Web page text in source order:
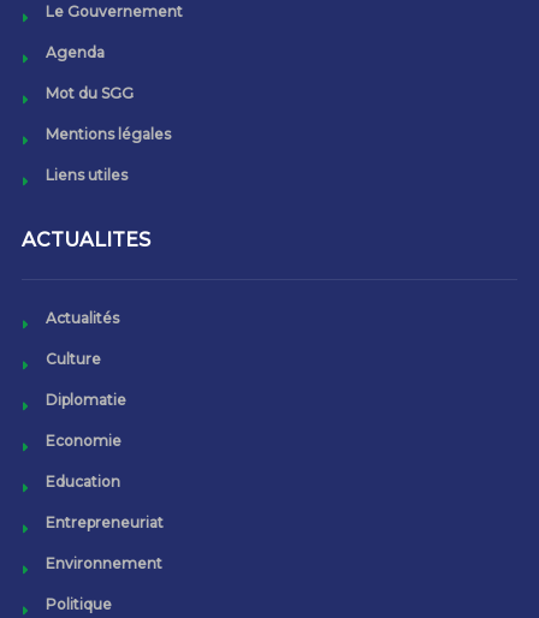
Le Gouvernement
Agenda
Mot du SGG
Mentions légales
Liens utiles
ACTUALITES
Actualités
Culture
Diplomatie
Economie
Education
Entrepreneuriat
Environnement
Politique